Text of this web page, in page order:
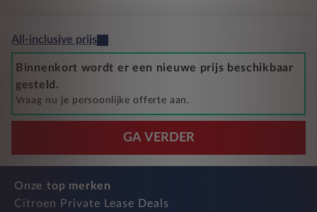
All-inclusive prijs
Binnenkort wordt er een nieuwe prijs beschikbaar
gesteld.
Vraag nu je persoonlijke offerte aan.
GA VERDER
Onze top merken
Citroen Private Lease Deals